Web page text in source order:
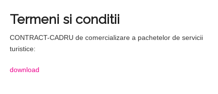
Termeni si conditii
CONTRACT-CADRU de comercializare a pachetelor de servicii
turistice:
download